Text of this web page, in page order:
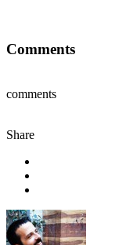
Comments
comments
Share